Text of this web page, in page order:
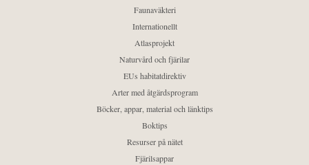
Faunaväkteri
Internationellt
Atlasprojekt
Naturvård och fjärilar
EUs habitatdirektiv
Arter med åtgärdsprogram
Böcker, appar, material och länktips
Boktips
Resurser på nätet
Fjärilsappar